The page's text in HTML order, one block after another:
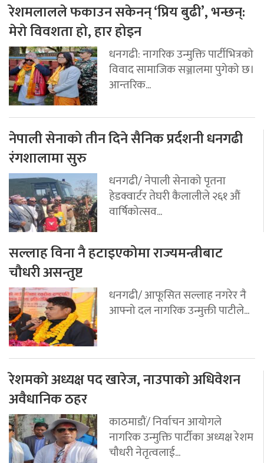
रेशमलालले फकाउन सकेनन् ‘प्रिय बुढी’, भन्छन्:
मेरो विवशता हो, हार होइन
धनगढी: नागरिक उन्मुक्ति पार्टीभित्रको
विवाद सामाजिक सञ्जालमा पुगेको छ।
आन्तरिक...
नेपाली सेनाको तीन दिने सैनिक प्रर्दशनी धनगढी
रंगशालामा सुरु
धनगढी/ नेपाली सेनाको पृतना
हेडक्वार्टर तेघरी कैलालीले २६१ औं
वार्षिकोत्सव...
सल्लाह विना नै हटाइएकोमा राज्यमन्त्रीबाट
चौधरी असन्तुष्ट
धनगढी/ आफूसित सल्लाह नगरेर नै
आफ्नो दल नागरिक उन्मुक्ती पाटीले...
रेशमको अध्यक्ष पद खारेज, नाउपाको अधिवेशन
अवैधानिक ठहर
काठमाडौं/ निर्वाचन आयोगले
नागरिक उन्मुक्ति पार्टीका अध्यक्ष रेशम
चौधरी नेतृत्वलाई...